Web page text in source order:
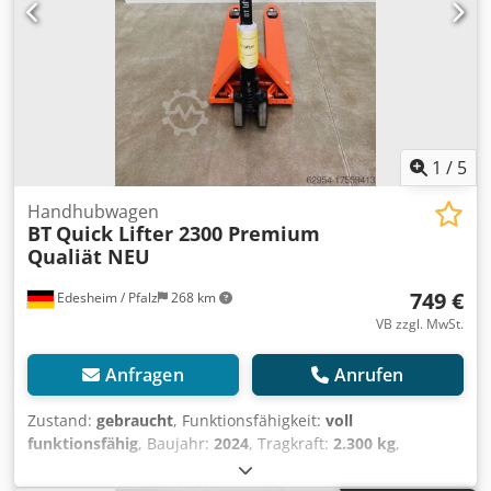
1 / 5
Edesheim / Pfalz 268 km
Handhubwagen
BT Quick Lifter 2300 Premium
Qualiät NEU
749 €
VB zzgl. MwSt.
Anfragen Anrufen
Zustand: gebraucht, Funktionsfähigkeit: voll
funktionsfähig, Baujahr: 2024, Tragkraft: 2.300 kg,
, Gabellänge: